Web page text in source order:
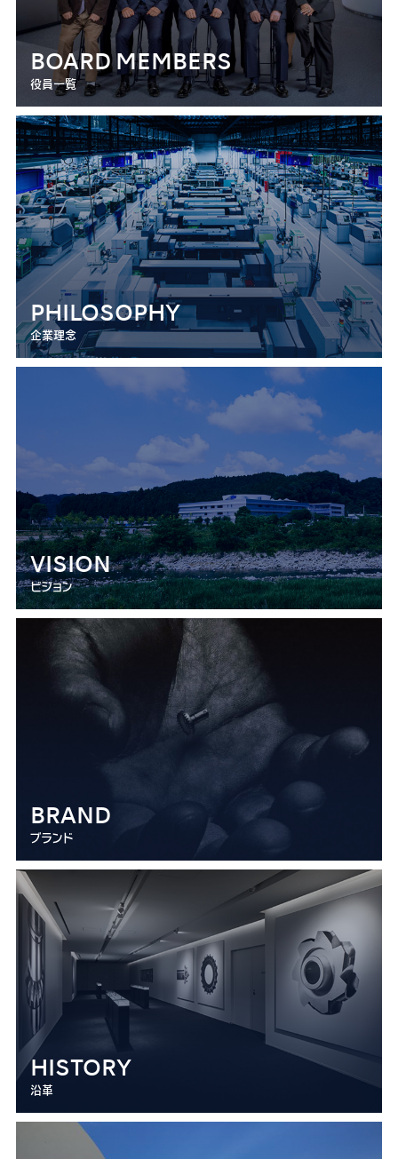
BOARD MEMBERS
役員一覧
PHILOSOPHY
企業理念
VISION
ビジョン
BRAND
ブランド
HISTORY
沿革